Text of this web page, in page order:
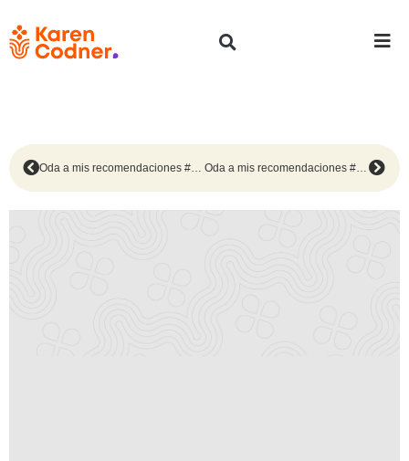
Oda a mis recomendaciones #217 Oda a mis recomendaciones #219